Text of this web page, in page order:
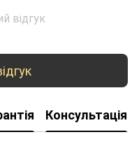
відгук
Консультація